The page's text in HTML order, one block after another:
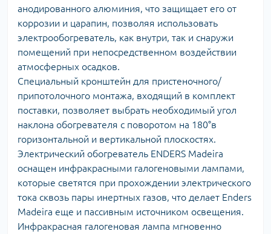
анодированного алюминия, что защищает его от
коррозии и царапин, позволяя использовать
электрообогреватель, как внутри, так и снаружи
помещений при непосредственном воздействии
атмосферных осадков.
Специальный кронштейн для пристеночного/
припотолочного монтажа, входящий в комплект
поставки, позволяет выбрать необходимый угол
наклона обогревателя c поворотом на 180°в
горизонтальной и вертикальной плоскостях.
Электрический обогреватель ENDERS Madeira
оснащен инфракрасными галогеновыми лампами,
которые светятся при прохождении электрического
тока сквозь пары инертных газов, что делает Enders
Madeira еще и пассивным источником освещения.
Инфракрасная галогеновая лампа мгновенно